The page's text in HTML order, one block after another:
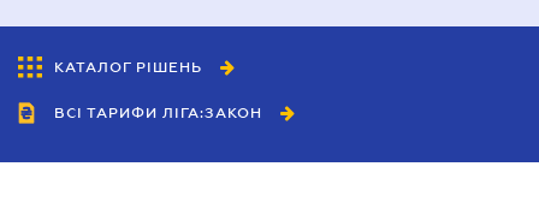
КАТАЛОГ РІШЕНЬ
ВСІ ТАРИФИ ЛІГА:ЗАКОН